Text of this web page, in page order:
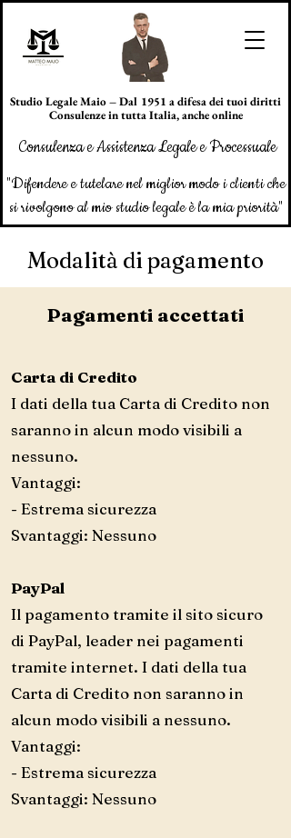
Studio Legale Maio – Dal 1951 a difesa dei tuoi diritti
Consulenze in tutta Italia, anche online
Consulenza e Assistenza Legale e Processuale
"Difendere e tutelare nel miglior modo i clienti che
si rivolgono al mio studio legale è la mia priorità"
Modalità di pagamento
Pagamenti accettati
Carta di Credito
I dati della tua Carta di Credito non
saranno in alcun modo visibili a
nessuno.
Vantaggi:
- Estrema sicurezza
Svantaggi: Nessuno
PayPal
Il pagamento tramite il sito sicuro
di PayPal, leader nei pagamenti
tramite internet. I dati della tua
Carta di Credito non saranno in
alcun modo visibili a nessuno.
Vantaggi:
- Estrema sicurezza
Svantaggi: Nessuno